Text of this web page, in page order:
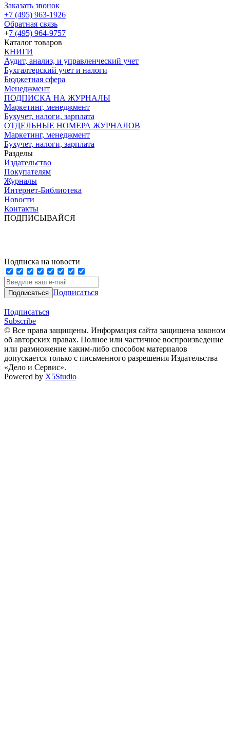
Заказать звонок
+7 (495) 963-1926
Обратная связь
+7 (495) 964-9757
Каталог товаров
КНИГИ
Аудит, анализ, и управленческий учет
Бухгалтерский учет и налоги
Бюджетная сфера
Менеджмент
ПОДПИСКА НА ЖУРНАЛЫ
Маркетинг, менеджмент
Бухучет, налоги, зарплата
ОТДЕЛЬНЫЕ НОМЕРА ЖУРНАЛОВ
Маркетинг, менеджмент
Бухучет, налоги, зарплата
Разделы
Издательство
Покупателям
Журналы
Интернет-Библиотека
Новости
Контакты
ПОДПИСЫВАЙСЯ
Подписка на новости
Подписаться
Подписаться
Subscribe
© Все права защищены. Информация сайта защищена законом
об авторских правах. Полное или частичное воспроизведение
или размножение каким-либо способом материалов
допускается только с письменного разрешения Издательства
«Дело и Сервис».
Powered by X5Studio